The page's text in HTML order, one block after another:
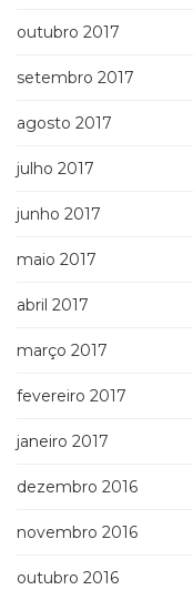
outubro 2017
setembro 2017
agosto 2017
julho 2017
junho 2017
maio 2017
abril 2017
março 2017
fevereiro 2017
janeiro 2017
dezembro 2016
novembro 2016
outubro 2016